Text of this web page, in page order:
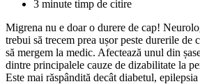
3 minute timp de citire
Migrena nu e doar o durere de cap!
trebui să trecem prea ușor peste durerile de
să mergem la medic. Afectează unul din
dintre principalele cauze de dizabilitate la
Este mai răspândită decât diabetul,